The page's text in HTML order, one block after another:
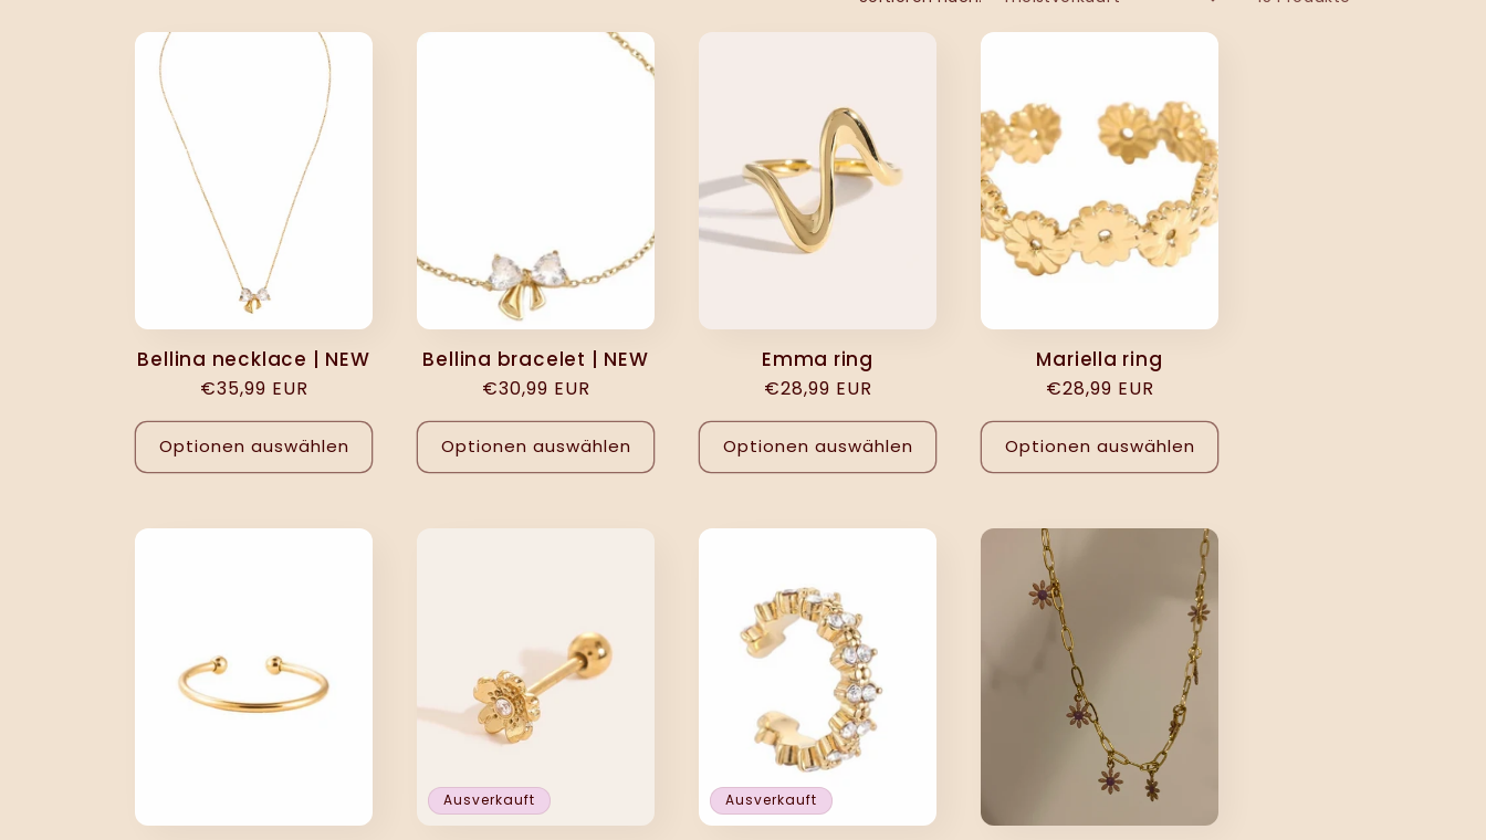
e
i
e
:
Bellina necklace | NEW
Normaler
Preis
€35,99 EUR
Optionen auswählen
Bellina bracelet | NEW
Normaler
Preis
€30,99 EUR
Optionen auswählen
Emma ring
Normaler
Preis
€28,99 EUR
Optionen auswählen
Mariella ring
Normaler
Preis
€28,99 EUR
Optionen auswählen
Ausverkauft Ausverkauft